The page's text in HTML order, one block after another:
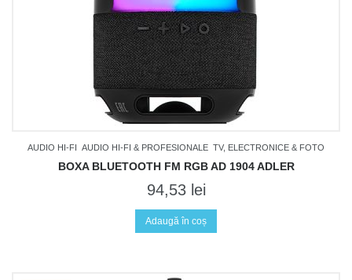
AUDIO HI-FI AUDIO HI-FI & PROFESIONALE TV, ELECTRONICE & FOTO
BOXA BLUETOOTH FM RGB AD 1904 ADLER
94,53 lei
Adaugă în coș